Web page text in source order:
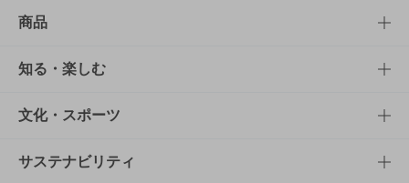
商品
商品TOP
商品一覧
商品発売情報
知る・楽しむ
知る・楽しむTOP
キャンペーン
文化・スポーツ
文化・スポーツTOP
サステナビリティ